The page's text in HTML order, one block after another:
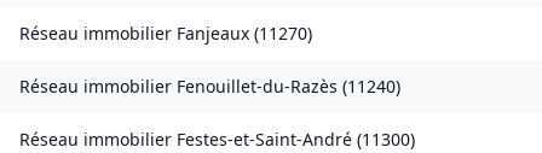
Réseau immobilier Fanjeaux (11270)
Réseau immobilier Fenouillet-du-Razès (11240)
Réseau immobilier Festes-et-Saint-André (11300)